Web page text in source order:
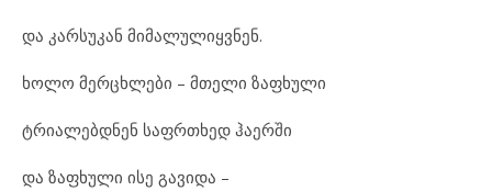
და კარსუკან მიმალულიყვნენ.
ხოლო მერცხლები – მთელი ზაფხული
ტრიალებდნენ საფრთხედ ჰაერში
და ზაფხული ისე გავიდა –